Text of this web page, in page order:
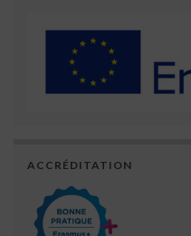
ACCRÉDITATION